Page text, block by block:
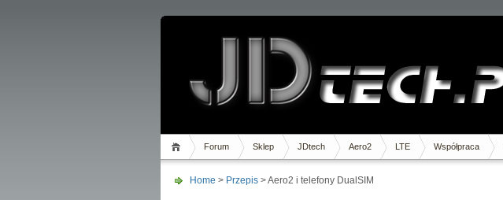
Forum Sklep JDtech Aero2 LTE Współpraca
Home > Przepis > Aero2 i telefony DualSIM